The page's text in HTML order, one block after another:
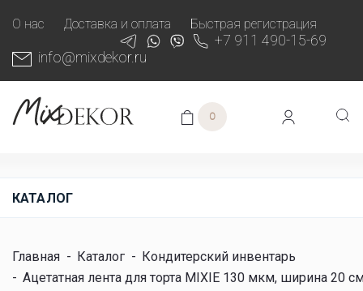
О нас Доставка и оплата Быстрая регистрация
+7 911 490-15-69
info@mixdekor.ru
0
КАТАЛОГ
Главная - Каталог - Кондитерский инвентарь
- Ацетатная лента для торта MIXIE 130 мкм, ширина 20